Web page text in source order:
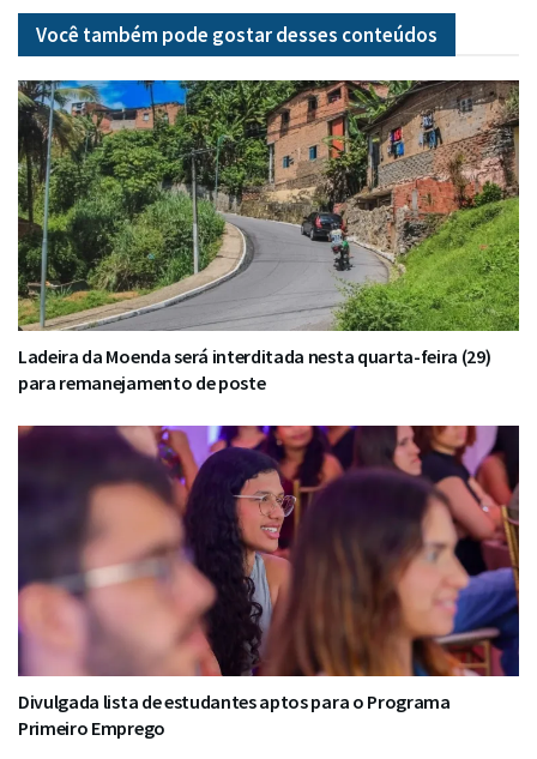
Você também pode gostar desses conteúdos
Ladeira da Moenda será interditada nesta quarta-feira (29)
para remanejamento de poste
Divulgada lista de estudantes aptos para o Programa
Primeiro Emprego